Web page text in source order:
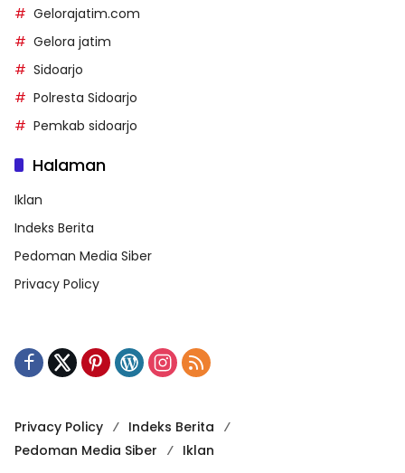
Gelorajatim.com
Gelora jatim
Sidoarjo
Polresta Sidoarjo
Pemkab sidoarjo
Halaman
Iklan
Indeks Berita
Pedoman Media Siber
Privacy Policy
Privacy Policy
Indeks Berita
Pedoman Media Siber
Iklan